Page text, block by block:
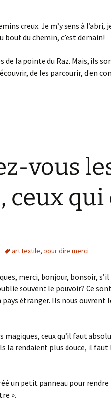
creux. Je m’y sens à
bout du chemin, c’est demain!
de la pointe du Raz. Mais, ils
de les parcourir, d’en
vous
ceux
art textile, pour dire merci
merci, bonjour, bonsoir,
souvent le pouvoir? Ce
pays étranger. Ils nous ouvrent
magiques, ceux qu’il faut
la rendaient plus douce, il faut
un petit panneau pour
».